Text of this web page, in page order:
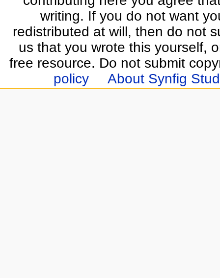
writing. If you do not want
redistributed at will, then do not
us that you wrote this yourself,
free resource. Do not submit
policy
About Synfig